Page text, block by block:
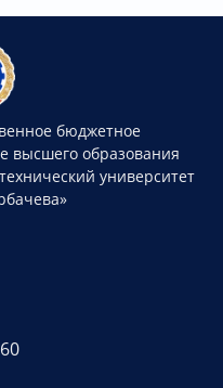
бюджетное
высшего образования
университет